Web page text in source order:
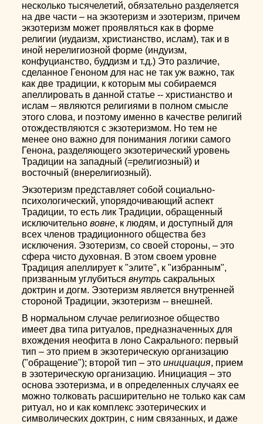
несколько тысячелетий, обязательно разделяется
на две части – на экзотеризм и эзотеризм, причем
экзотеризм может проявляться как в форме
религии (иудаизм, христианство, ислам), так и в
иной нерелигиозной форме (индуизм,
конфуцианство, буддизм и т.д.) Это различие,
сделанное Геноном для нас не так уж важно, так
как две традиции, к которым мы собираемся
апеллировать в данной статье -- христианство и
ислам – являются религиями в полном смысле
этого слова, и поэтому именно в качестве религий
отождествляются с экзотеризмом. Но тем не
менее оно важно для понимания логики самого
Генона, разделяющего экзотерический уровень
Традиции на западный (=религиозный) и
восточный (внерелигиозный).
Экзотеризм представляет собой социально-
психологический, упорядочивающий аспект
Традиции, то есть лик Традиции, обращенный
исключительнововне, к людям, и доступный для
всех членов традиционного общества без
исключения. Эзотеризм, со своей стороны, – это
сфера чисто духовная. В этом своем уровне
Традиция апеллирует к "элите", к "избранным",
призванным углубитьсявнутрь сакральных
доктрин и догм. Эзотеризм является внутренней
стороной Традиции, экзотеризм -- внешней.
В нормальном случае религиозное общество
имеет два типа ритуалов, предназначенных для
вхождения неофита в лоно Сакрального: первый
тип – это прием в экзотерическую организацию
("обращение"); второй тип – этоинициация, прием
в эзотерическую организацию. Инициация – это
основа эзотеризма, и в определенных случаях ее
можно толковать расширительно не только как сам
ритуал, но и как комплекс эзотерических и
символических доктрин, с ним связанных, и даже